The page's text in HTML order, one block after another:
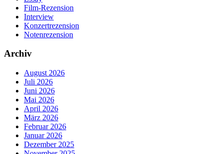
Film-Rezension
Interview
Konzertrezension
Notenrezension
Archiv
August 2026
Juli 2026
Juni 2026
Mai 2026
April 2026
März 2026
Februar 2026
Januar 2026
Dezember 2025